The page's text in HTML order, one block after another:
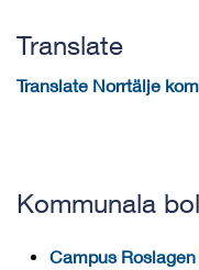
Translate
Translate Norrtälje
Kommunala
Campus Roslagen